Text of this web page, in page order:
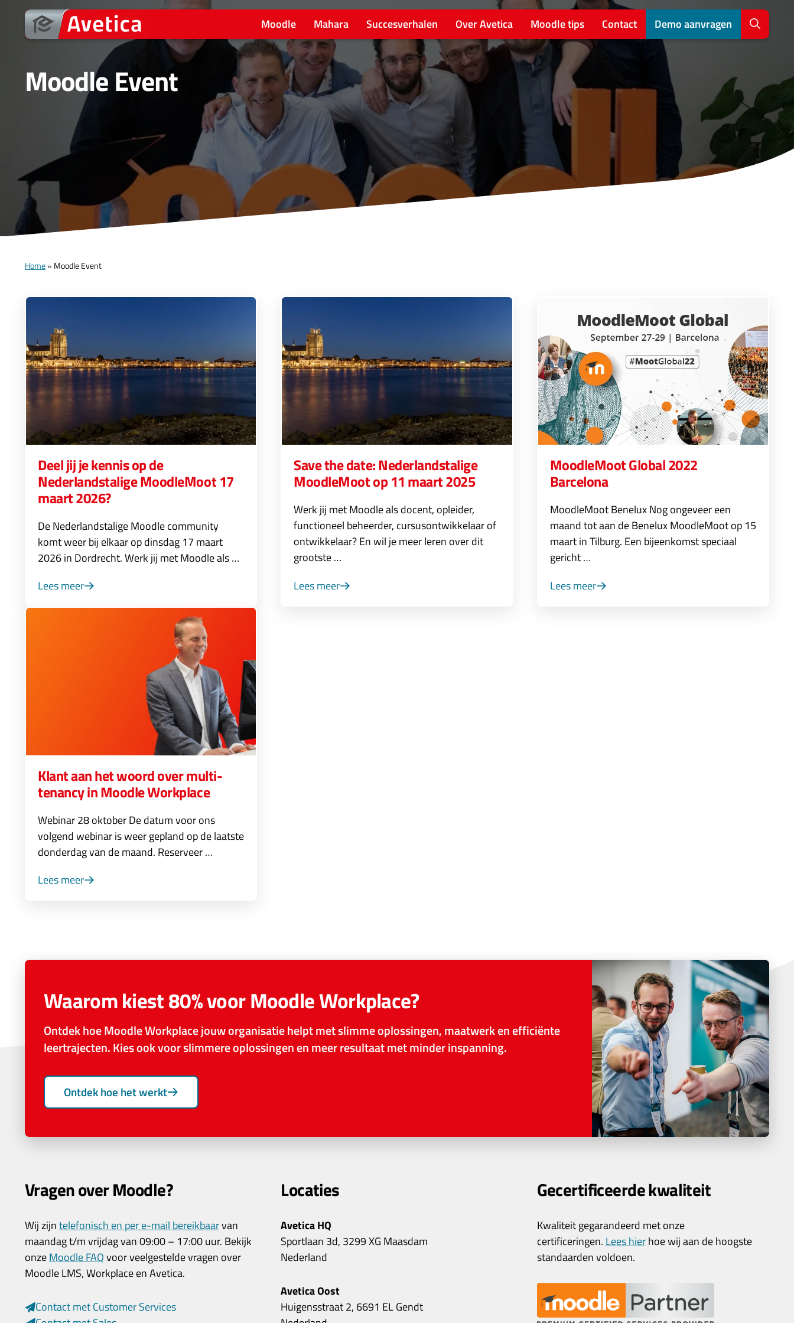
Moodle Mahara Succesverhalen Over Avetica Moodle tips Contact Demo aanvragen
Moodle Event
Home» Moodle Event
Deel jij je kennis op de
Nederlandstalige MoodleMoot 17
maart 2026?
De Nederlandstalige Moodle community
komt weer bij elkaar op dinsdag 17 maart
2026 in Dordrecht. Werk jij met Moodle als …
Lees meer
Save the date: Nederlandstalige
MoodleMoot op 11 maart 2025
Werk jij met Moodle als docent, opleider,
functioneel beheerder, cursusontwikkelaar of
ontwikkelaar? En wil je meer leren over dit
grootste …
Lees meer
MoodleMoot Global 2022
Barcelona
MoodleMoot Benelux Nog ongeveer een
maand tot aan de Benelux MoodleMoot op 15
maart in Tilburg. Een bijeenkomst speciaal
gericht …
Lees meer
Klant aan het woord over multi-
tenancy in Moodle Workplace
Webinar 28 oktober De datum voor ons
volgend webinar is weer gepland op de laatste
donderdag van de maand. Reserveer …
Lees meer
Waarom kiest 80% voor Moodle Workplace?
Ontdek hoe Moodle Workplace jouw organisatie helpt met slimme oplossingen, maatwerk en efficiënte
leertrajecten. Kies ook voor slimmere oplossingen en meer resultaat met minder inspanning.
Ontdek hoe het werkt
Vragen over Moodle?
Wij zijntelefonisch en per e-mail bereikbaarvan
maandag t/m vrijdag van 09:00 – 17:00 uur. Bekijk
onzeMoodle FAQvoor veelgestelde vragen over
Moodle LMS, Workplace en Avetica.
Contact met Customer Services
Locaties
Avetica HQ
Sportlaan 3d, 3299 XG Maasdam
Nederland
Avetica Oost
Huigensstraat 2, 6691 EL Gendt
Gecertificeerde kwaliteit
Kwaliteit gegarandeerd met onze
certificeringen. Lees hierhoe wij aan de hoogste
standaarden voldoen.